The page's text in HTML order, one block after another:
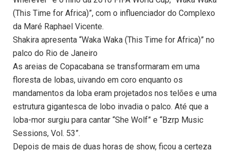
(This Time for Africa)”, com o influenciador do Complexo
da Maré Raphael Vicente.
Shakira apresenta “Waka Waka (This Time for Africa)” no
palco do Rio de Janeiro
As areias de Copacabana se transformaram em uma
floresta de lobas, uivando em coro enquanto os
mandamentos da loba eram projetados nos telões e uma
estrutura gigantesca de lobo invadia o palco. Até que a
loba-mor surgiu para cantar “She Wolf” e “Bzrp Music
Sessions, Vol. 53”.
Depois de mais de duas horas de show, ficou a certeza